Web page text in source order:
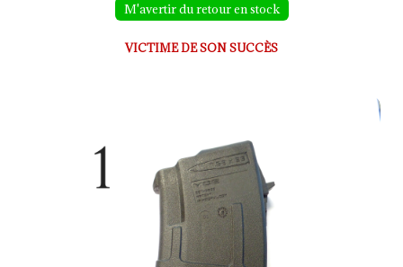
M'avertir du retour en stock
VICTIME DE SON SUCCÈS